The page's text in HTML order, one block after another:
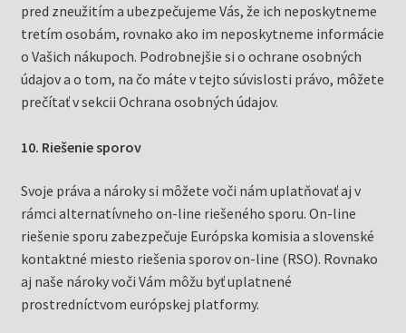
pred zneužitím a ubezpečujeme Vás, že ich neposkytneme
tretím osobám, rovnako ako im neposkytneme informácie
o Vašich nákupoch. Podrobnejšie si o ochrane osobných
údajov a o tom, na čo máte v tejto súvislosti právo, môžete
prečítať v sekcii Ochrana osobných údajov.
10. Riešenie sporov
Svoje práva a nároky si môžete voči nám uplatňovať aj v
rámci alternatívneho on-line riešeného sporu. On-line
riešenie sporu zabezpečuje Európska komisia a slovenské
kontaktné miesto riešenia sporov on-line (RSO). Rovnako
aj naše nároky voči Vám môžu byť uplatnené
prostredníctvom európskej platformy.